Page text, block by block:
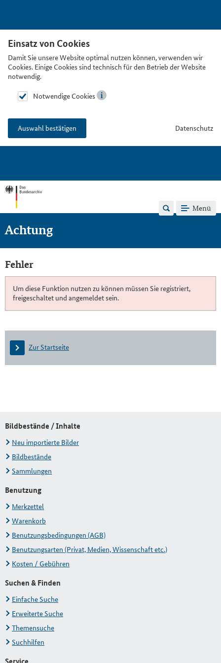
Einsatz von Cookies
Damit Sie unsere Website optimal nutzen können, verwenden wir
Cookies. Einige Cookies sind technisch für den Betrieb der Website
notwendig.
Notwendige Cookies
Auswahl bestätigen Datenschutz
Menü
Achtung
Fehler
Um diese Funktion nutzen zu können müssen Sie registriert,
freigeschaltet und angemeldet sein.
Zur Startseite
Bildbestände / Inhalte
Neu importierte Bilder
Bildbestände
Sammlungen
Benutzung
Merkzettel
Warenkorb
Benutzungsbedingungen (AGB)
Benutzungsarten (Privat, Medien, Wissenschaft etc.)
Kosten / Gebühren
Suchen & Finden
Einfache Suche
Erweiterte Suche
Themensuche
Suchhilfen